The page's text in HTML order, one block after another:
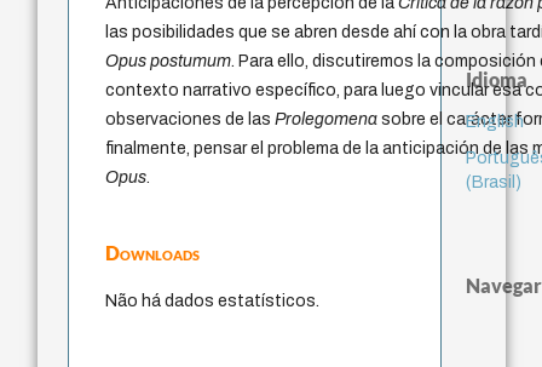
las posibilidades que se abren desde ahí con la obra
Opus postumum. Para ello, discutiremos la
contexto narrativo específico, para luego vincular esa
observaciones de lasProlegomenasobre el carácter
finalmente, pensar el problema de la anticipación de las
Opus.
Downloads
Não há dados estatísticos.
Idioma
English
(Brasil)
Navegar